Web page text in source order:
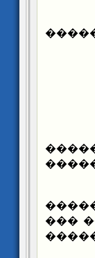
����
���
���